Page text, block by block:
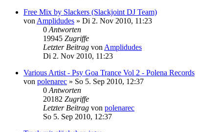
Free Mix by Slackers (Slackjoint DJ Team)
von Amplidudes » Di 2. Nov 2010, 11:23
0 Antworten
19945 Zugriffe
Letzter Beitrag von Amplidudes
Di 2. Nov 2010, 11:23
Various Artist - Psy Goa Trance Vol 2 - Polena Records
von polenarec » So 5. Sep 2010, 12:37
0 Antworten
20182 Zugriffe
Letzter Beitrag von polenarec
So 5. Sep 2010, 12:37